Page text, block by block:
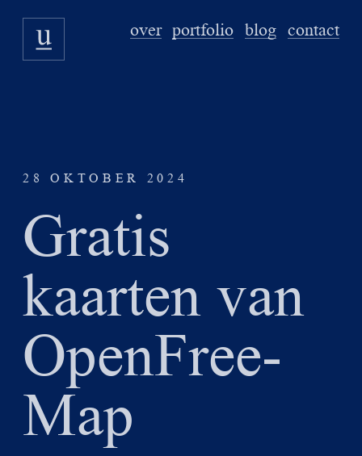
over portfolio blog contact
28 OKTOBER 2024
Gratis
kaarten van
OpenFree­
Map